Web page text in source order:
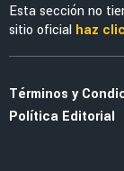
Esta sección no
sitio oficial haz
Términos y
Política Editorial